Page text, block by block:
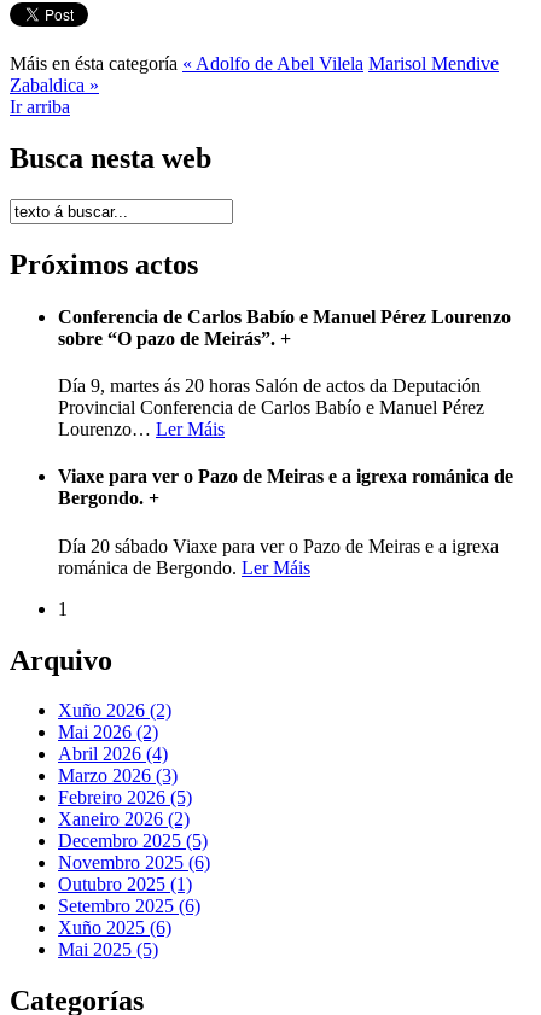
Máis en ésta categoría « Adolfo de Abel Vilela Marisol Mendive
Zabaldica »
Ir arriba
Busca nesta web
Próximos actos
Conferencia de Carlos Babío e Manuel Pérez Lourenzo
sobre “O pazo de Meirás”. +
Día 9, martes ás 20 horas Salón de actos da Deputación
Provincial Conferencia de Carlos Babío e Manuel Pérez
Lourenzo… Ler Máis
Viaxe para ver o Pazo de Meiras e a igrexa románica de
Bergondo. +
Día 20 sábado Viaxe para ver o Pazo de Meiras e a igrexa
románica de Bergondo. Ler Máis
1
Arquivo
Xuño 2026 (2)
Mai 2026 (2)
Abril 2026 (4)
Marzo 2026 (3)
Febreiro 2026 (5)
Xaneiro 2026 (2)
Decembro 2025 (5)
Novembro 2025 (6)
Outubro 2025 (1)
Setembro 2025 (6)
Xuño 2025 (6)
Mai 2025 (5)
Categorías